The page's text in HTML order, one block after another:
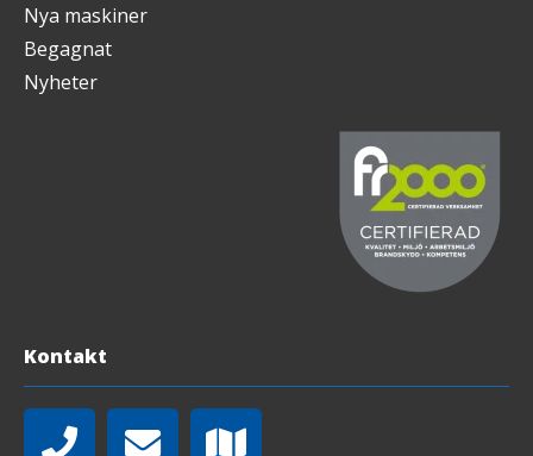
Nya maskiner
Begagnat
Nyheter
Kontakt